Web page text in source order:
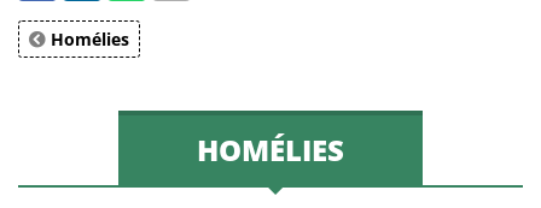
Homélies
HOMÉLIES